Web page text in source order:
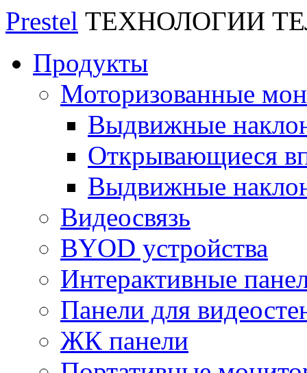
Prestel ТЕХНОЛОГИИ
Продукты
Моторизованные
Выдвижные
Открывающиеся
Выдвижные
Видеосвязь
BYOD устройства
Интерактивные
Панели для
ЖК панели